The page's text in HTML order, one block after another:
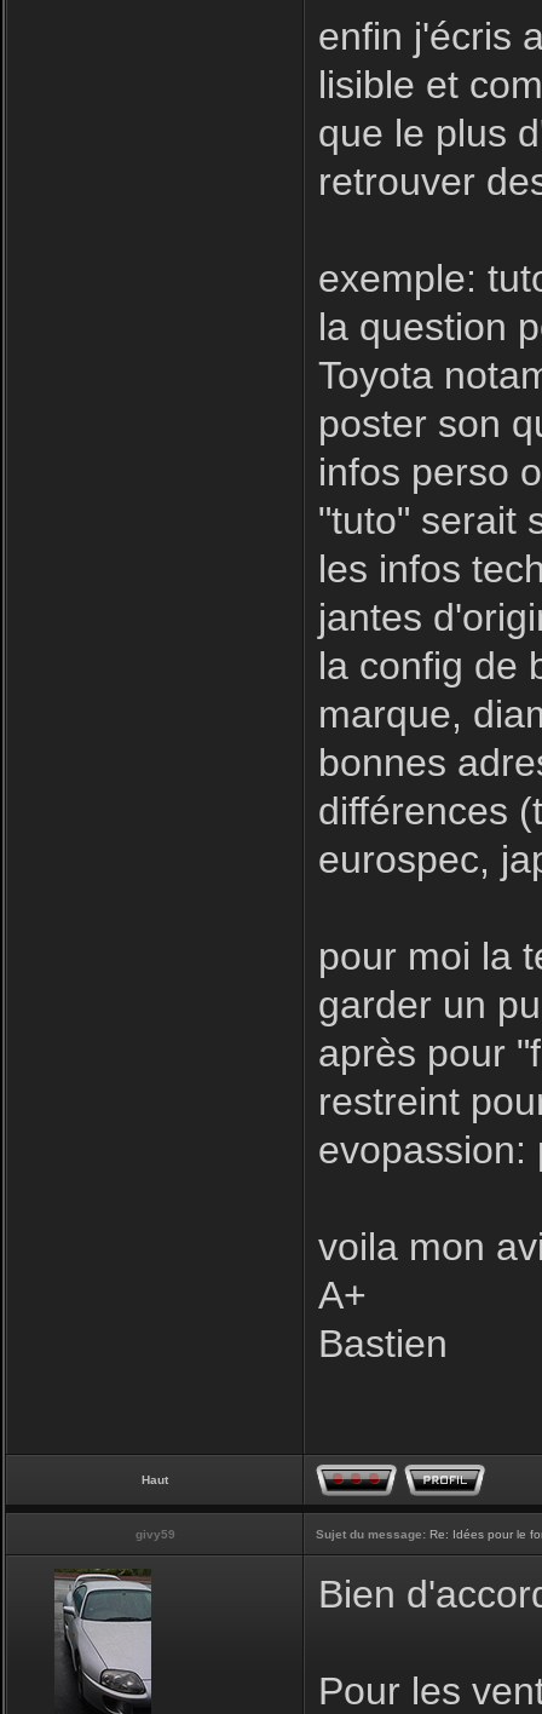
enfin j'écris
lisible et
que le plus
retrouver
exemple:
la question
Toyota
poster son
infos perso
"tuto" serait
les infos
jantes
la config de
marque,
bonnes
différences
eurospec,
pour moi la
garder un
après pour
restreint
evopassion:
voila mon
A+
Bastien
Haut
givy59 Sujet du message: Re: Idées pour le
Bien
Pour les